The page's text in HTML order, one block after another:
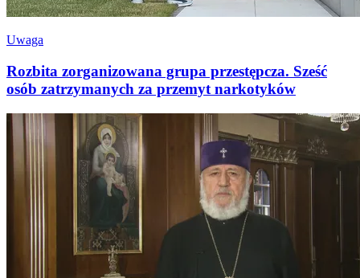
Uwaga
Rozbita zorganizowana grupa przestępcza. Sześć
osób zatrzymanych za przemyt narkotyków